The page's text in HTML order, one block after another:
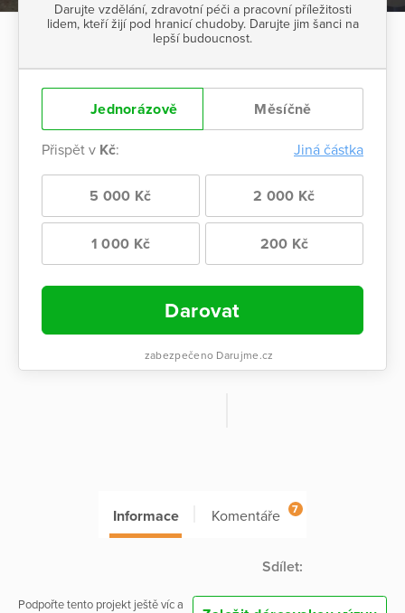
Darujte vzdělání, zdravotní péči a pracovní příležitosti
lidem, kteří žijí pod hranicí chudoby. Darujte jim šanci na
lepší budoucnost.
Jednorázově Měsíčně
Přispět v Kč: Jiná částka
5 000 Kč 2 000 Kč
1 000 Kč 200 Kč
Darovat
zabezpečeno Darujme.cz
Informace Komentáře 7
Sdílet:
Podpořte tento projekt ještě víc a